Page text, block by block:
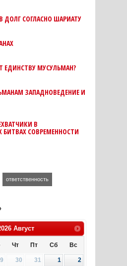
ДОЛГ СОГЛАСНО ШАРИАТУ
ЕДИНСТВУ МУСУЛЬМАН?
ЗАПАДНОВЕДЕНИЕ И
В
БИТВАХ СОВРЕМЕННОСТИ
ответственность
Август
Чт Пт Сб Вс
30 31 1
2